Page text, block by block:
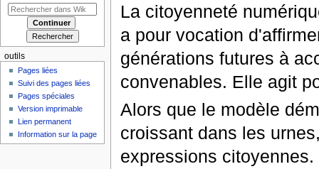
La citoyenneté
a pour vocation
générations futures à
convenables. Elle agit
Alors que le modèle
croissant dans les
expressions
outils
Pages liées
Suivi des pages liées
Pages spéciales
Version imprimable
Lien permanent
Information sur la page